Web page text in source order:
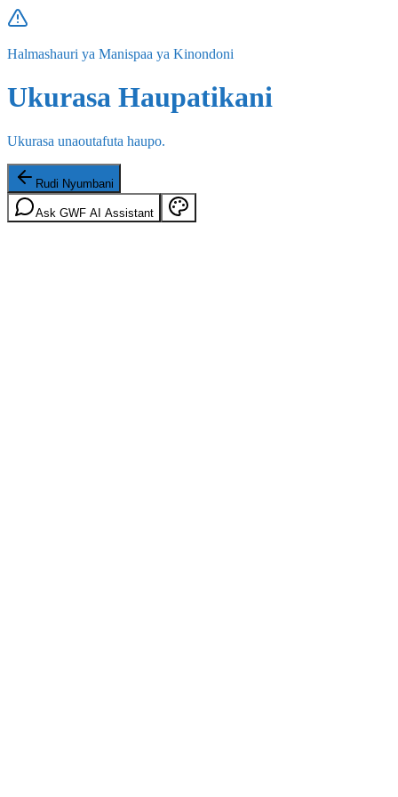
Halmashauri ya Manispaa ya Kinondoni
Ukurasa Haupatikani
Ukurasa unaoutafuta haupo.
Rudi Nyumbani
Ask GWF AI Assistant